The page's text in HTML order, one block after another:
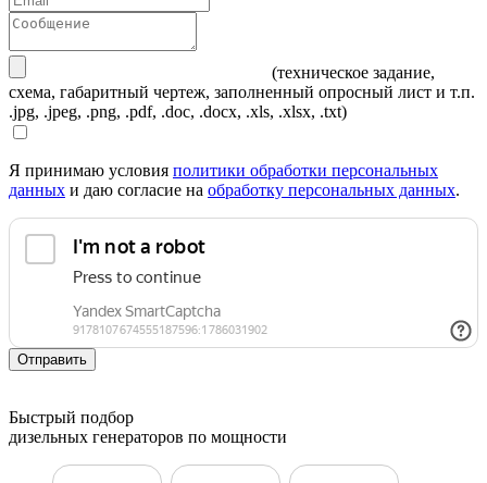
(техническое задание,
схема, габаритный чертеж, заполненный опросный лист и т.п.
.jpg, .jpeg, .png, .pdf, .doc, .docx, .xls, .xlsx, .txt)
Я принимаю условия политики обработки персональных
данных и даю согласие на обработку персональных данных.
Отправить
Быстрый подбор
дизельных генераторов по мощности